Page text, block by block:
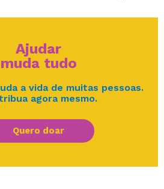
Ajudar
muda tudo
a vida de muitas pessoas.
agora mesmo.
Quero doar